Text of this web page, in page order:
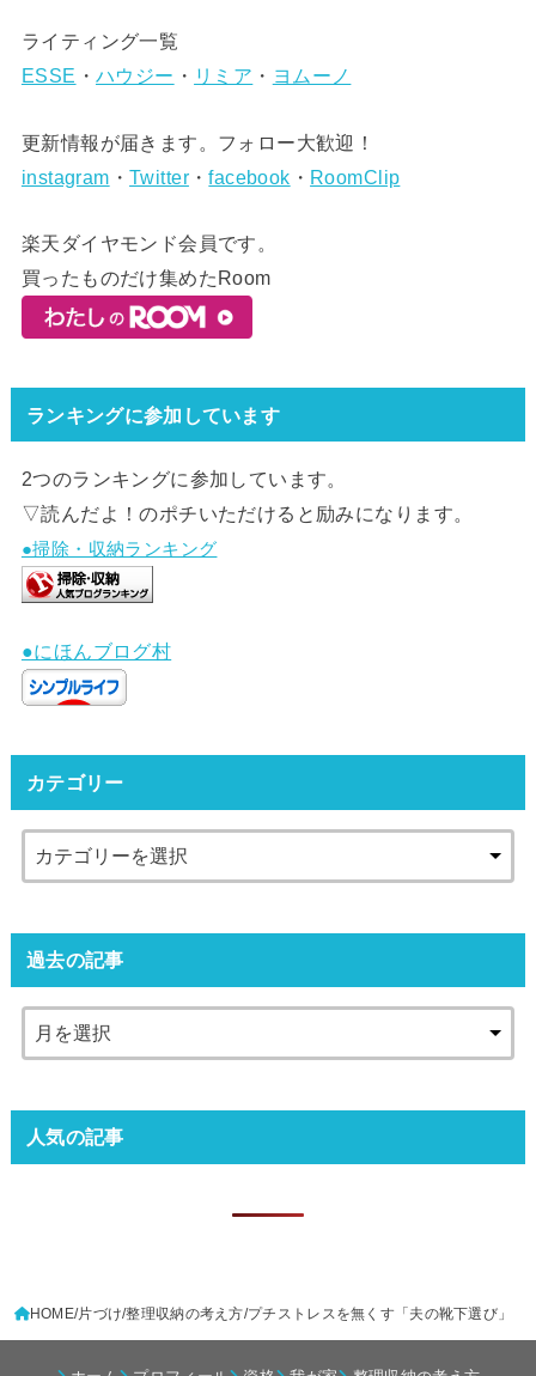
ライティング一覧
ESSE ・ ハウジー ・ リミア ・ ヨムーノ
更新情報が届きます。フォロー大歓迎！
instagram ・Twitter・facebook ・ RoomClip
楽天ダイヤモンド会員です。
買ったものだけ集めたRoom
ランキングに参加しています
2つのランキングに参加しています。
▽読んだよ！のポチいただけると励みになります。
●掃除・収納ランキング
●にほんブログ村
カテゴリー
過去の記事
人気の記事
HOME 片づけ 整理収納の考え方 プチストレスを無くす「夫の靴下選び」